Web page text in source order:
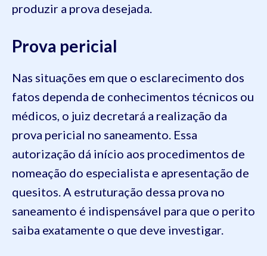
produzir a prova desejada.
Prova pericial
Nas situações em que o esclarecimento dos
fatos dependa de conhecimentos técnicos ou
médicos, o juiz decretará a realização da
prova pericial no saneamento. Essa
autorização dá início aos procedimentos de
nomeação do especialista e apresentação de
quesitos. A estruturação dessa prova no
saneamento é indispensável para que o perito
saiba exatamente o que deve investigar.